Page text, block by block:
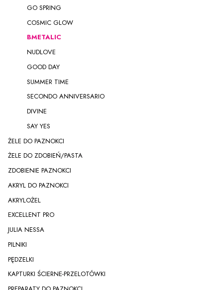
GO SPRING
COSMIC GLOW
BMETALIC
NUDLOVE
GOOD DAY
SUMMER TIME
SECONDO ANNIVERSARIO
DIVINE
SAY YES
ŻELE DO PAZNOKCI
ŻELE DO ZDOBIEŃ/PASTA
ZDOBIENIE PAZNOKCI
AKRYL DO PAZNOKCI
AKRYLOŻEL
EXCELLENT PRO
JULIA NESSA
PILNIKI
PĘDZELKI
KAPTURKI ŚCIERNE-PRZELOTÓWKI